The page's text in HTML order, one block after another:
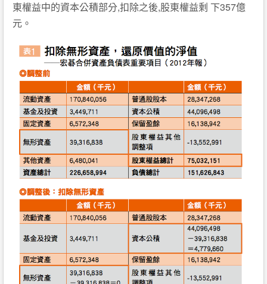
東權益中的資本公積部分,扣除之後,股東權益剩 下357億
元。